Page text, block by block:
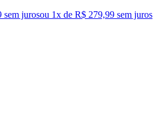
sem jurosou 1x de R$ 279,99 sem juros